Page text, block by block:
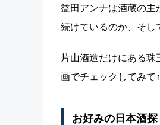
益田アンナは酒蔵の主
続けているのか、そ
片山酒造だけにある
画でチェックしてみて
お好みの日本酒